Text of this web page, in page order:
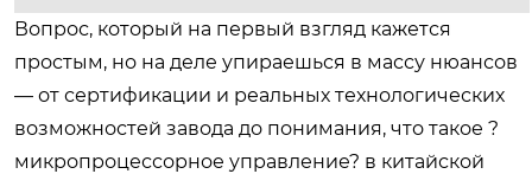
Вопрос, который на первый взгляд кажется
простым, но на деле упираешься в массу нюансов
— от сертификации и реальных технологических
возможностей завода до понимания, что такое ?
микропроцессорное управление? в китайской